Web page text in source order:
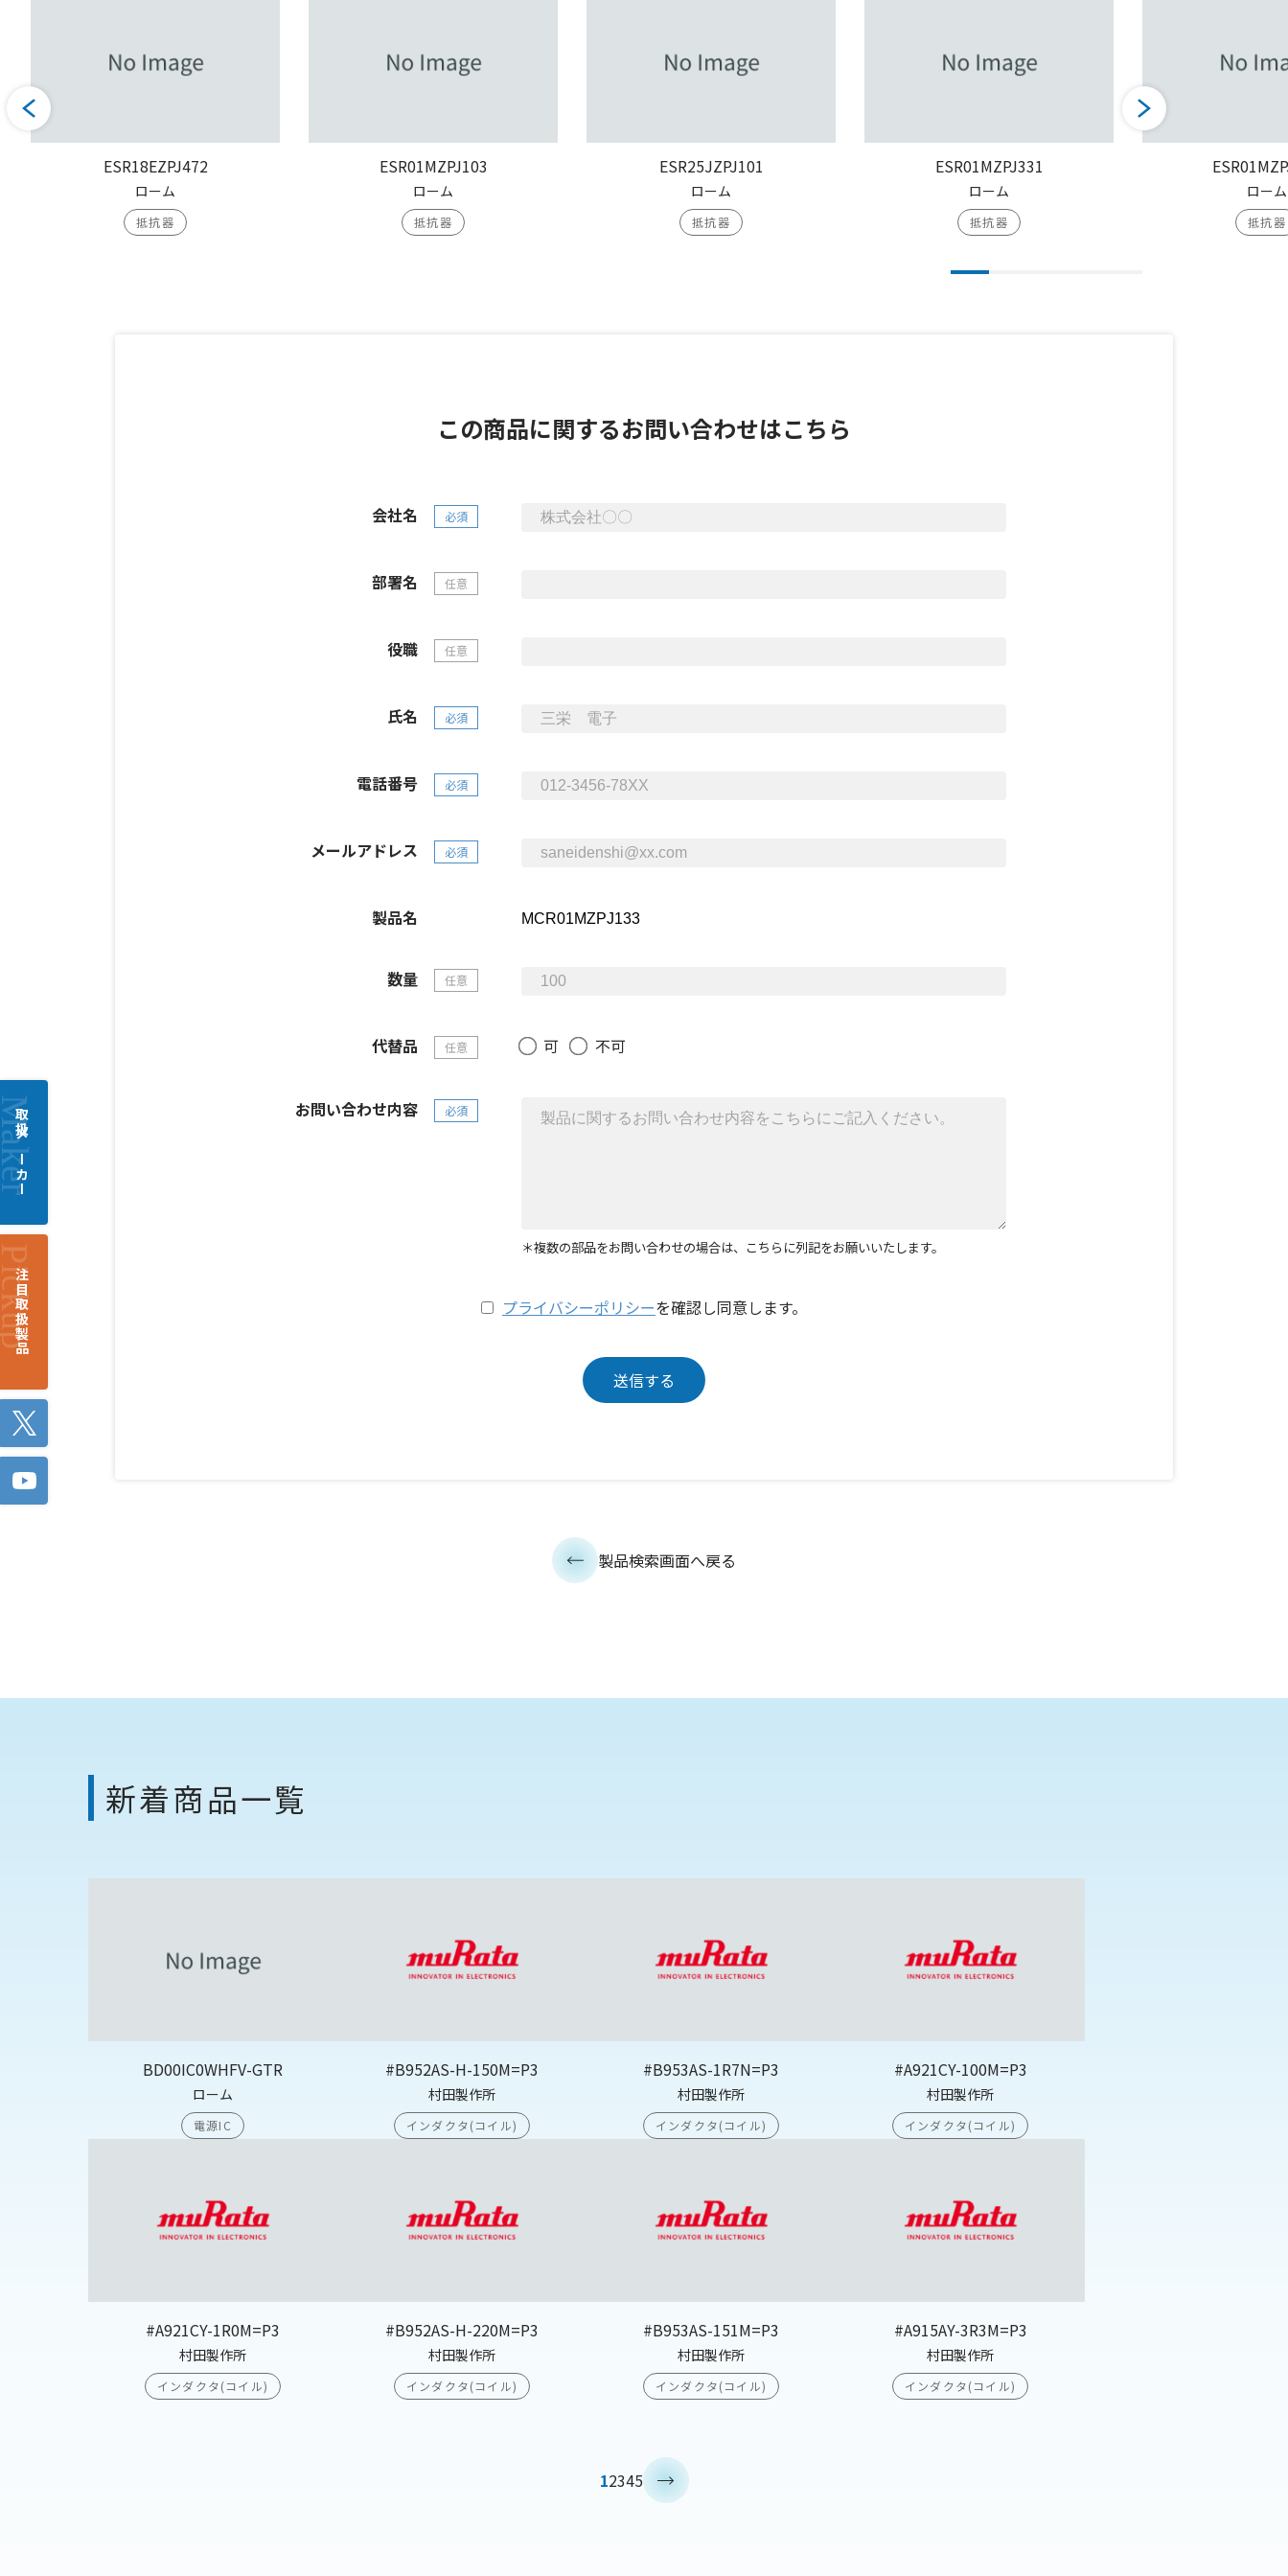
ESR18EZPJ472
ローム
抵抗器
ESR01MZPJ103
ローム
抵抗器
ESR25JZPJ101
ローム
抵抗器
ESR01MZPJ331
ローム
抵抗器
ローム
抵抗器
この商品に関するお問い合わせはこちら
会社名 必須
部署名 任意
役職 任意
氏名 必須
電話番号 必須
メールアドレス 必須
製品名
数量 任意
代替品 任意 可 不可
お問い合わせ内容 必須
＊複数の部品をお問い合わせの場合は、こちらに列記をお願いいたします。
プライバシーポリシーを確認し同意します。
製品検索画面へ戻る
新着商品一覧
BD00IC0WHFV-GTR
ローム
電源IC
#B952AS-H-150M=P3
村田製作所
インダクタ(コイル)
#B953AS-1R7N=P3
村田製作所
インダクタ(コイル)
#A921CY-100M=P3
村田製作所
インダクタ(コイル)
#A921CY-1R0M=P3
村田製作所
インダクタ(コイル)
#B952AS-H-220M=P3
村田製作所
インダクタ(コイル)
#B953AS-151M=P3
村田製作所
インダクタ(コイル)
#A915AY-3R3M=P3
村田製作所
インダクタ(コイル)
12345
取扱メーカー
注目取扱製品